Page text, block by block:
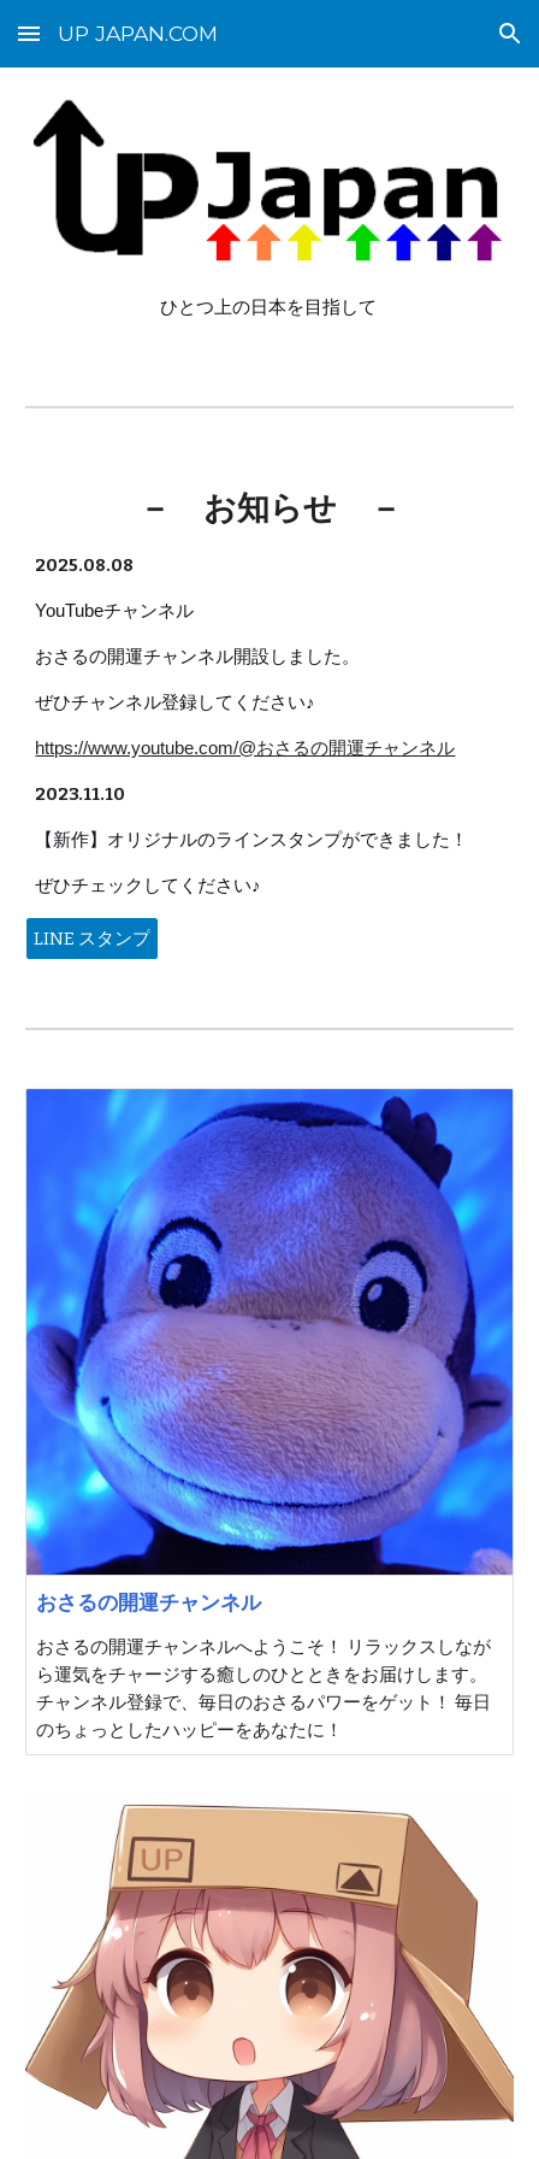
Skip to main content Skip to navigation
UP JAPAN.COM
ひとつ上の日本を目指して
－ お知らせ －
2025.08.08
YouTubeチャンネル
おさるの開運チャンネル開設しました。
ぜひチャンネル登録してください♪
https://www.youtube.com/@おさるの開運チャンネル
2023.11.10
【新作】オリジナルのラインスタンプができました！
ぜひチェックしてください♪
LINE スタンプ
おさるの開運チャンネル
おさるの開運チャンネルへようこそ！ リラックスしなが
ら運気をチャージする癒しのひとときをお届けします。
チャンネル登録で、毎日のおさるパワーをゲット！ 毎日
のちょっとしたハッピーをあなたに！